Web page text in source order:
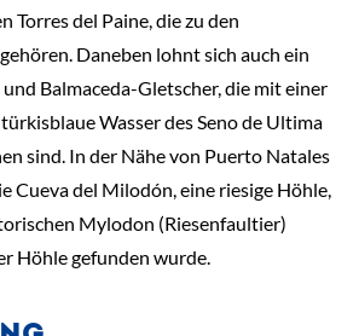
Torres del Paine, die zu den
Daneben lohnt sich auch ein
Balmaceda-Gletscher, die mit einer
Wasser des Seno de Ultima
sind. In der Nähe von Puerto Natales
Cueva del Milodón, eine riesige Höhle,
Mylodon (Riesenfaultier)
Höhle gefunden wurde.